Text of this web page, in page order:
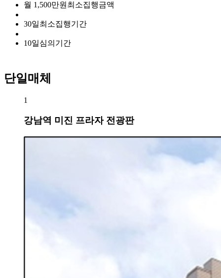
월 1,500만원 최소집행금액
30일최소집행기간
10일심의기간
단일매체
1
강남역 미진 프라자 전광판